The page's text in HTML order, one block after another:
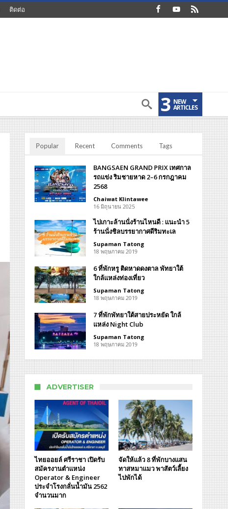
ติดต่อ
3 NEW
ARTICLES
Popular Recent Comments Tags
BANGSAEN GRAND PRIX เทศกาล
รถแข่ง ริมชายหาด 2–6 กรกฎาคม
2568
Chaiwat Klintawee
16 มิถุนายน 2025
ไปเกาะล้านนั่งร้านไหนดี : แนะนำ 5
ร้านนั่งชิลบรรยากาศดีริมทะเล
Supaman Tatong
18 พฤษภาคม 2019
6 ที่พักหรู ติดหาดดงตาล พัทยาใต้
ใกล้แหล่งท่องเที่ยว
Supaman Tatong
18 พฤษภาคม 2019
7 ที่พักพัทยาใต้สายประหยัด ใกล้
แหล่ง Night Club
Supaman Tatong
18 พฤษภาคม 2019
ADVERTISER
ไทยออยล์ ศรีราชา เปิดรับ
สมัครงานตำแหน่ง
Operator & Engineer
ประจำโรงกลั่นน้ำมัน 2562
จำนวนมาก
จัดให้แล้ว 8 ที่พักบางแสน
ทาสหมาแมว พาสัตว์เลี้ยง
ไปพักได้